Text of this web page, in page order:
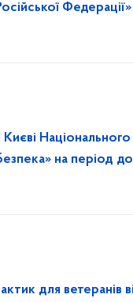
Федерації»
на період
для ветеранів